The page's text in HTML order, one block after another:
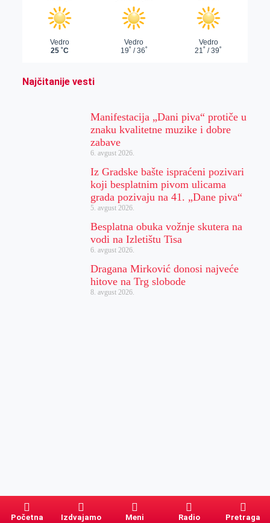
Najčitanije vesti
Manifestacija „Dani piva“ protiče u
znaku kvalitetne muzike i dobre
zabave
6. avgust 2026.
Iz Gradske bašte ispraćeni pozivari
koji besplatnim pivom ulicama
grada pozivaju na 41. „Dane piva“
5. avgust 2026.
Besplatna obuka vožnje skutera na
vodi na Izletištu Tisa
6. avgust 2026.
Dragana Mirković donosi najveće
hitove na Trg slobode
8. avgust 2026.
Početna Izdvajamo Meni Radio Pretraga